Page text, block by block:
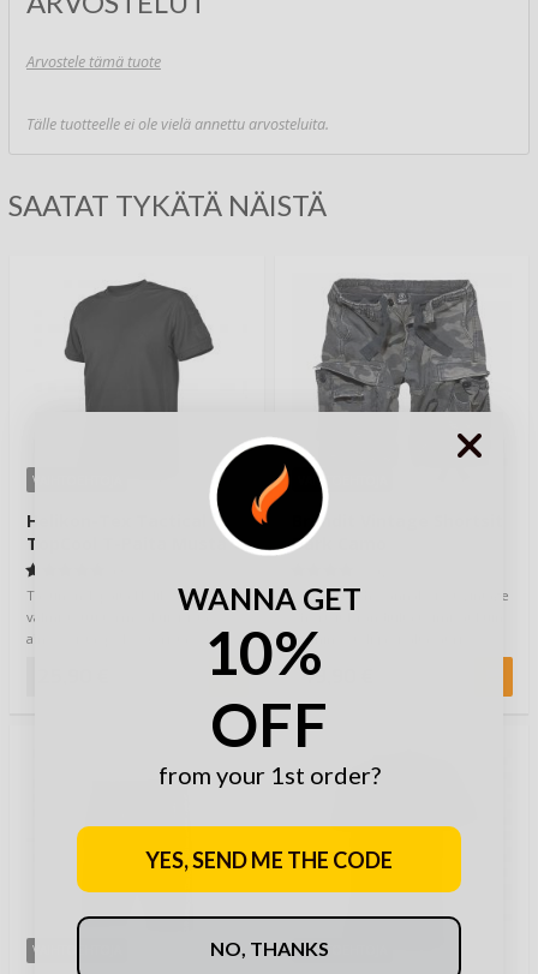
Arvostele tämä tuote
Tälle tuotteelle ei ole vielä annettu arvosteluita.
SAATAT TYKÄTÄ NÄISTÄ
VAIHTOEHTOJA
Helikon-Tex Tactical
TopCool T-Paita Musta
Tactinen T-paita Helikonilta on
valmistettu termoaktiivisista
ainesosista, polyesteristä
VAIHTOEHTOJA
Brandit Vintage Shortsit
Dark Camo
Edulliset ja hyvännäköiset Vintage
tonnin seteli ja sisältävät ri…
49,90 €
VAIHTOEHTOJA VAIHTOEHTOJA
WANNA GET
10%
OFF
from your 1st order?
YES, SEND ME THE CODE
NO, THANKS